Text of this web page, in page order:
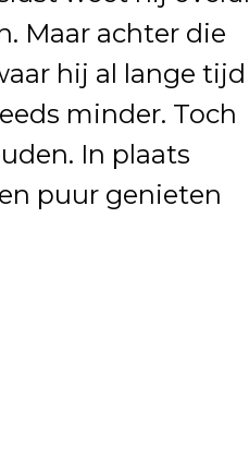
Maar achter die
hij al lange tijd
minder. Toch
In plaats
puur genieten